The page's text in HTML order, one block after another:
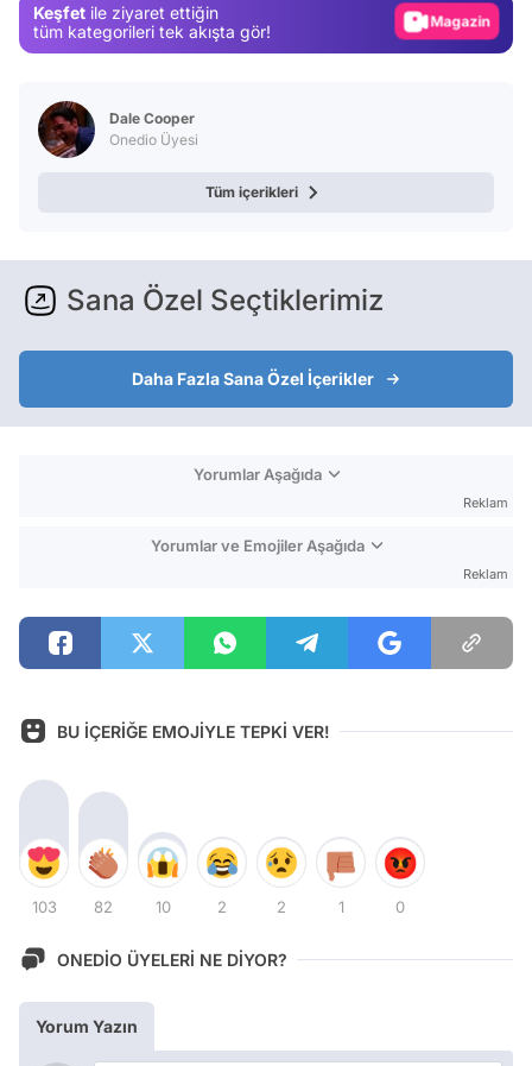
Keşfet ile ziyaret ettiğin
tüm kategorileri tek akışta gör!
Video
Dale Cooper
Onedio Üyesi
Tüm içerikleri
Sana Özel Seçtiklerimiz
Daha Fazla Sana Özel İçerikler
Yorumlar Aşağıda
Reklam
Yorumlar ve Emojiler Aşağıda
Reklam
BU İÇERİĞE EMOJİYLE TEPKİ VER!
103 82 10 2 2 1 0
ONEDİO ÜYELERİ NE DİYOR?
Yorum Yazın